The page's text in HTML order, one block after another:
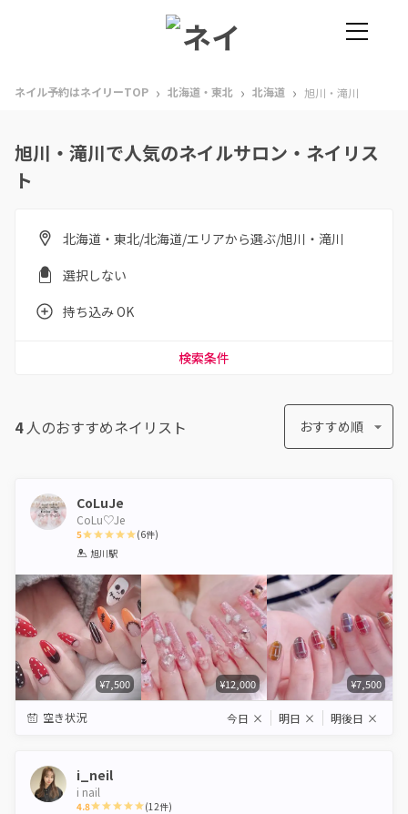
ネイル予約はネイリーTOP › 北海道・東北 › 北海道 › 旭川・滝川
旭川・滝川で人気のネイルサロン・ネイリス
ト
北海道・東北/北海道/エリアから選ぶ/旭川・滝川
選択しない
持ち込み OK
検索条件
4人のおすすめネイリスト おすすめ順
CoLuJe
CoLu♡Je
5
1 2 3 4
(6件)
旭川駅
¥7,500 ¥12,000 ¥7,500
空き状況 今日 × 明日 × 明後日 ×
i_neil
i nail
4.8 (12件)